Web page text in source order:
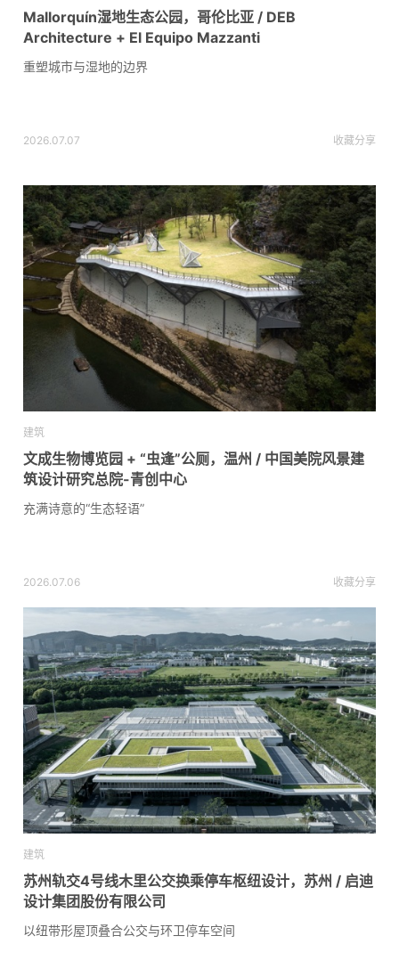
Mallorquín湿地生态公园，哥伦比亚 / DEB
Architecture + El Equipo Mazzanti
重塑城市与湿地的边界
2026.07.07 收藏分享
建筑
文成生物博览园 + “虫逢”公厕，温州 / 中国美院风景建
筑设计研究总院-青创中心
充满诗意的“生态轻语”
2026.07.06 收藏分享
建筑
苏州轨交4号线木里公交换乘停车枢纽设计，苏州 / 启迪
设计集团股份有限公司
以纽带形屋顶叠合公交与环卫停车空间